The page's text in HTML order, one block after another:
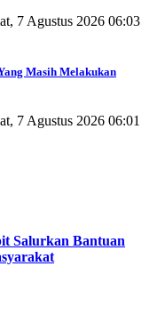
7 Agustus 2026 06:03
Masih Melakukan
7 Agustus 2026 06:01
Salurkan Bantuan